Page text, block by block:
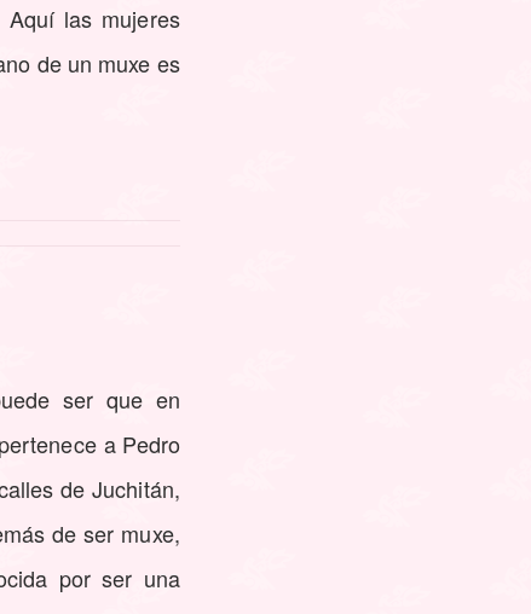
Aquí las mujeres
de un muxe es
ser que en
a Pedro
de Juchitán,
de ser muxe,
por ser una